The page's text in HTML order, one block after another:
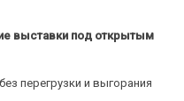
выставки под открытым
перегрузки и выгорания